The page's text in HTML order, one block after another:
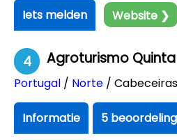
Iets melden Website ❯
4 Agroturismo Quinta
Portugal / Norte /
Informatie 5